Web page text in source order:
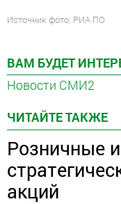
Источник фото: РИА ПО
ВАМ БУДЕТ
Новости СМИ2
ЧИТАЙТЕ ТАКЖЕ
Розничные
акций